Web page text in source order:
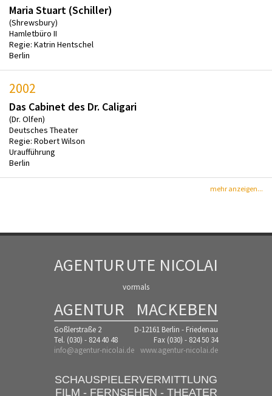
Maria Stuart (Schiller)
(Shrewsbury)
Hamletbüro II
Regie: Katrin Hentschel
Berlin
2002
Das Cabinet des Dr. Caligari
(Dr. Olfen)
Deutsches Theater
Regie: Robert Wilson
Uraufführung
Berlin
mehr anzeigen...
AGENTURUTE NICOLAI
vormals
AGENTUR MACKEBEN
Goßlerstraße 2
D-12161 Berlin - Friedenau
Tel. (030) - 824 40 48
Fax (030) - 824 50 34
info@agentur-nicolai.de www.agentur-nicolai.de
SCHAUSPIELERVERMITTLUNG
FILM - FERNSEHEN - THEATER